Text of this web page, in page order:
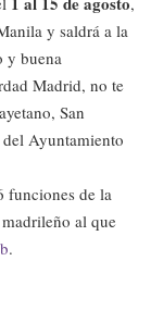
y saldrá a la
y buena
Madrid, no te
San
Ayuntamiento
funciones de la
al que
.